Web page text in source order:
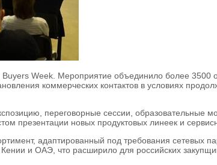
Week. Мероприятие объединило более 3500
коммерческих контактов в условиях
переговорные сессии, образовательные
презентации новых продуктовых линеек и
адаптированный под требования сетевых
и ОАЭ, что расширило для российских